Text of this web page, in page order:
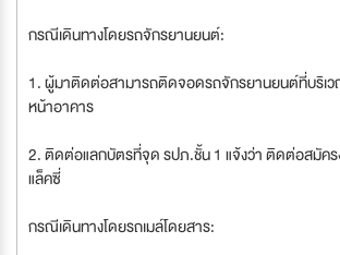
กรณีเดินทางโดยรถจักรยานยนต์:
1. ผู้มาติดต่อสามารถติดจอดรถจักรยานยนต์ที่บริเ
หน้าอาคาร
2. ติดต่อแลกบัตรที่จุด รปภ.ชั้น 1 แจ้งว่า ติดต่อสมัค
แล็คซี่
กรณีเดินทางโดยรถเมล์โดยสาร: